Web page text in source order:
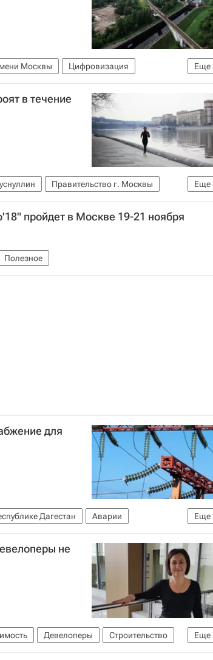
Еще
Москвы
Цифровизация
в течение
Еще
Правительство г. Москвы
Россия
пройдет в Москве 19-21 ноября
Полезное
для
Еще
Дагестан
Аварии
не
Еще
Девелоперы
Строительство